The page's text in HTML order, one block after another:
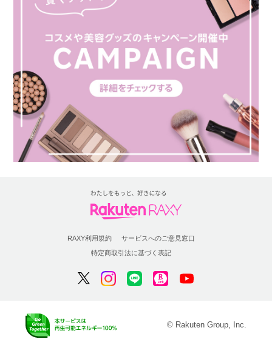
RAXY利用規約
サービスへのご意見窓口
特定商取引法に基づく表記
© Rakuten Group, Inc.